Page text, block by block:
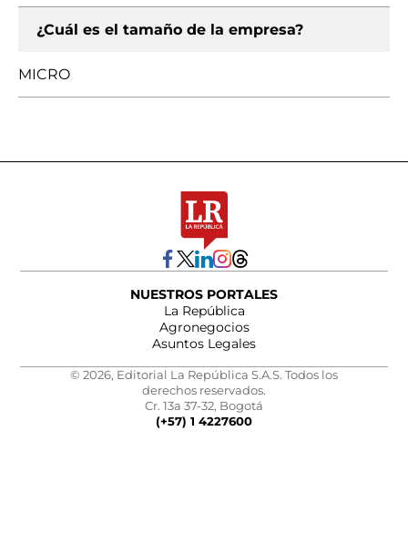
¿Cuál es el tamaño de la empresa?
MICRO
NUESTROS PORTALES
La República
Agronegocios
Asuntos Legales
© 2026, Editorial La República S.A.S. Todos los
derechos reservados.
Cr. 13a 37-32, Bogotá
(+57) 1 4227600